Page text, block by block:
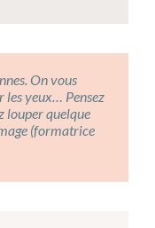
On vous
les yeux… Pensez
louper quelque
(formatrice